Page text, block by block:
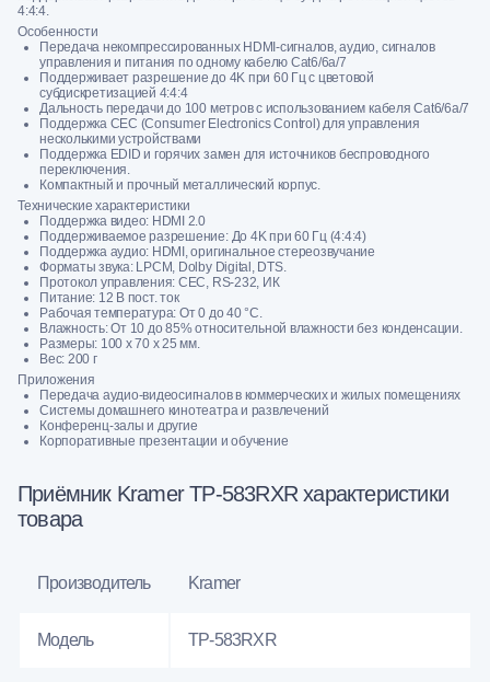
4:4:4.
Особенности
Передача некомпрессированных HDMI-сигналов, аудио, сигналов
управления и питания по одному кабелю Cat6/6a/7
Поддерживает разрешение до 4K при 60 Гц с цветовой
субдискретизацией 4:4:4
Дальность передачи до 100 метров с использованием кабеля Cat6/6a/7
Поддержка CEC (Consumer Electronics Control) для управления
несколькими устройствами
Поддержка EDID и горячих замен для источников беспроводного
переключения.
Компактный и прочный металлический корпус.
Технические характеристики
Поддержка видео: HDMI 2.0
Поддерживаемое разрешение: До 4K при 60 Гц (4:4:4)
Поддержка аудио: HDMI, оригинальное стереозвучание
Форматы звука: LPCM, Dolby Digital, DTS.
Протокол управления: CEC, RS-232, ИК
Питание: 12 В пост. ток
Рабочая температура: От 0 до 40 °C.
Влажность: От 10 до 85% относительной влажности без конденсации.
Размеры: 100 х 70 х 25 мм.
Вес: 200 г
Приложения
Передача аудио-видеосигналов в коммерческих и жилых помещениях
Системы домашнего кинотеатра и развлечений
Конференц-залы и другие
Корпоративные презентации и обучение
Приёмник Kramer TP-583RXR характеристики
товара
Производитель Kramer
Модель TP-583RXR